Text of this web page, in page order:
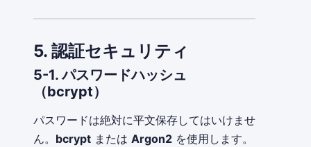
5. 認証セキュリティ
5-1. パスワードハッシュ
（bcrypt）
パスワードは絶対に平文保存してはいけませ
ん。 bcrypt または Argon2 を使用します。